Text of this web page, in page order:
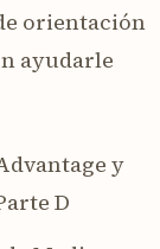
orientación
ayudarle
y
D